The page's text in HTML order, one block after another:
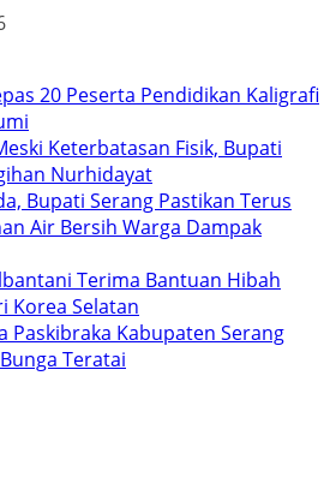
20 Peserta Pendidikan Kaligrafi
Keterbatasan Fisik, Bupati
Nurhidayat
Bupati Serang Pastikan Terus
Air Bersih Warga Dampak
Terima Bantuan Hibah
Korea Selatan
Paskibraka Kabupaten Serang
Teratai